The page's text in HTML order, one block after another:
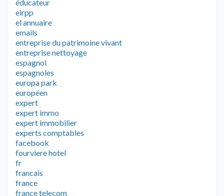
éducateur
eirpp
el annuaire
emails
entreprise du patrimoine vivant
entreprise nettoyage
espagnol
espagnoles
europa park
européen
expert
expert immo
expert immobilier
experts comptables
facebook
fourviere hotel
fr
francais
france
france telecom